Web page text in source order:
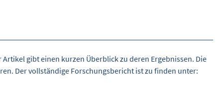
gibt einen kurzen Überblick zu deren Ergebnissen. Die
Der vollständige Forschungsbericht ist zu finden unter: